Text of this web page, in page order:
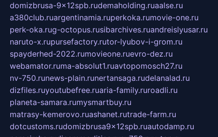
domizbrusa-9x12spb.rudemaholding.ruaalse.ru
a380club.ruargentinamia.ruperkoka.rumovie-one.ru
perk-oka.rug-octopus.rusibarchives.ruandreislyusar.ru
naruto-x.rupursefactory.rutor-lyubov-i-grom.ru
spayderhed-2022.rumovieone.ruevro-dez.ru
webamator.ruma-absolut1.ruavtopomosch27.ru
nv-750.runews-plain.runertansaga.rudelanalad.ru
dizfiles.ruyoutubefree.ruaria-family.ruroadli.ru
planeta-samara.rumysmartbuy.ru
matrasy-kemerovo.ruashanet.rutrade-farm.ru
dotcustoms.rudomizbrusa9x12spb.ruautodamp.ru